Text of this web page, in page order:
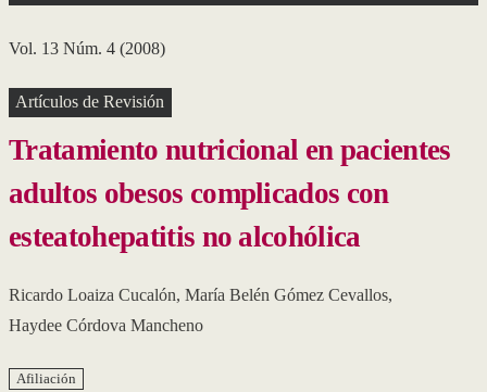
Vol. 13 Núm. 4 (2008)
Artículos de Revisión
Tratamiento nutricional en pacientes
adultos obesos complicados con
esteatohepatitis no alcohólica
Ricardo Loaiza Cucalón, María Belén Gómez Cevallos,
Haydee Córdova Mancheno
Afiliación